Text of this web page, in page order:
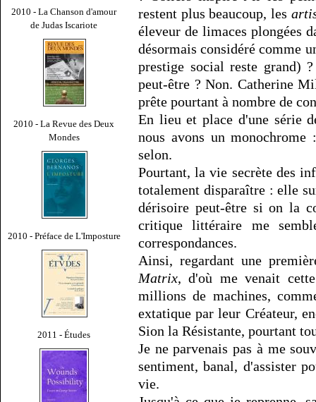
2010 - La Chanson d'amour
de Judas Iscariote
2010 - La Revue des Deux
Mondes
2010 - Préface de L'Imposture
2011 - Études
restent plus beaucoup, les
éleveur de limaces plongées
désormais considéré comme
prestige social reste grand)
peut-être ? Non. Catherine
prête pourtant à nombre de
En lieu et place d'une série
nous avons un
selon.
Pourtant, la vie secrète des
totalement disparaître : elle
dérisoire peut-être si on la
critique littéraire me
correspondances.
Ainsi, regardant une
Matrix, d'où me venait
millions de machines,
extatique par leur Créateur,
Sion la Résistante, pourtant
Je ne parvenais pas à me
sentiment, banal, d'assister
vie.